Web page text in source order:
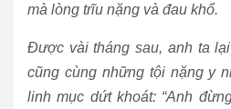
mà lòng trĩu nặng và đau khổ.
Được vài tháng sau, anh ta
cũng cùng những tội nặng y
linh mục dứt khoát: “Anh